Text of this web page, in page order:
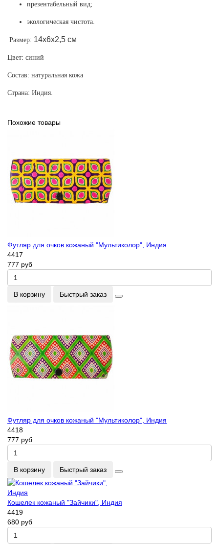
презентабельный вид;
экологическая чистота.
Размер: 14х6х2,5 см
Цвет: синий
Состав: натуральная кожа
Страна: Индия.
Похожие товары
Футляр для очков кожаный "Мультиколор", Индия
4417
777 руб
В корзину Быстрый заказ
Футляр для очков кожаный "Мультиколор", Индия
4418
777 руб
В корзину Быстрый заказ
Кошелек кожаный "Зайчики", Индия
4419
680 руб